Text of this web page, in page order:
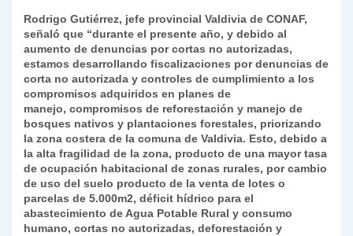
Rodrigo Gutiérrez, jefe provincial Valdivia de CONAF,
señaló que “durante el presente año, y debido al
aumento de denuncias por cortas no autorizadas,
estamos desarrollando fiscalizaciones por denuncias de
corta no autorizada y controles de cumplimiento a los
compromisos adquiridos en planes de
manejo, compromisos de reforestación y manejo de
bosques nativos y plantaciones forestales, priorizando
la zona costera de la comuna de Valdivia. Esto, debido a
la alta fragilidad de la zona, producto de una mayor tasa
de ocupación habitacional de zonas rurales, por cambio
de uso del suelo producto de la venta de lotes o
parcelas de 5.000m2, déficit hídrico para el
abastecimiento de Agua Potable Rural y consumo
humano, cortas no autorizadas, deforestación y